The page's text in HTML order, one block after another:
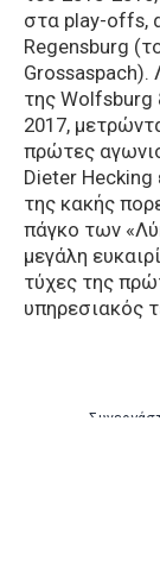
στα play-offs,
Regensburg
Grossaspach).
της Wolfsburg
2017,
πρώτες
Dieter
της κακής
πάγκο των
μεγάλη
τύχες της
υπηρεσιακός